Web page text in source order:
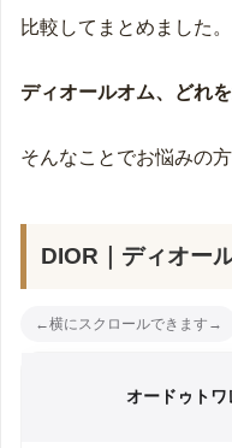
比較してまとめました。
ディオールオム、どれ
そんなことでお悩みの
DIOR｜ ディオー
オードゥトワ